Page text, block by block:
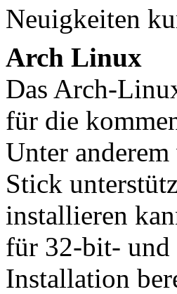
Neuigkeiten
Arch Linux
Das Arch-
für die
Unter
Stick
installieren
für 32-bit- und
Installation